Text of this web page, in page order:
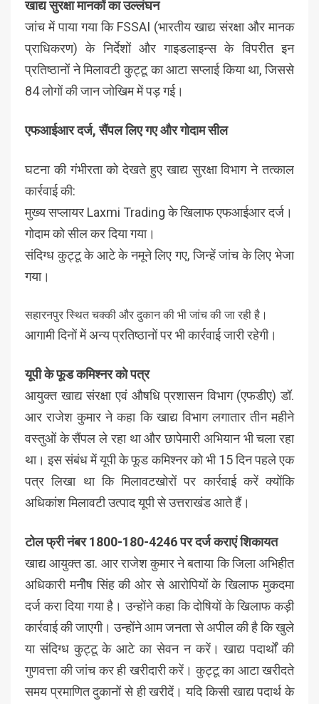
खाद्य सुरक्षा मानकों का उल्लंघन
जांच में पाया गया कि FSSAI (भारतीय खाद्य संरक्षा और मानक
प्राधिकरण) के निर्देशों और गाइडलाइन्स के विपरीत इन
प्रतिष्ठानों ने मिलावटी कुट्टू का आटा सप्लाई किया था, जिससे
84 लोगों की जान जोखिम में पड़ गई।
एफआईआर दर्ज, सैंपल लिए गए और गोदाम सील
घटना की गंभीरता को देखते हुए खाद्य सुरक्षा विभाग ने तत्काल
कार्रवाई की:
मुख्य सप्लायर Laxmi Trading के खिलाफ एफआईआर दर्ज।
गोदाम को सील कर दिया गया।
संदिग्ध कुट्टू के आटे के नमूने लिए गए, जिन्हें जांच के लिए भेजा
गया।
सहारनपुर स्थित चक्की और दुकान की भी जांच की जा रही है।
आगामी दिनों में अन्य प्रतिष्ठानों पर भी कार्रवाई जारी रहेगी।
यूपी के फूड कमिश्नर को पत्र
आयुक्त खाद्य संरक्षा एवं औषधि प्रशासन विभाग (एफडीए) डॉ.
आर राजेश कुमार ने कहा कि खाद्य विभाग लगातार तीन महीने
वस्तुओं के सैंपल ले रहा था और छापेमारी अभियान भी चला रहा
था। इस संबंध में यूपी के फूड कमिश्नर को भी 15 दिन पहले एक
पत्र लिखा था कि मिलावटखोरों पर कार्रवाई करें क्योंकि
अधिकांश मिलावटी उत्पाद यूपी से उत्तराखंड आते हैं।
टोल फ्री नंबर 1800-180-4246 पर दर्ज कराएं शिकायत
खाद्य आयुक्त डा. आर राजेश कुमार ने बताया कि जिला अभिहीत
अधिकारी मनीेष सिंह की ओर से आरोपियों के खिलाफ मुकदमा
दर्ज करा दिया गया है। उन्होंने कहा कि दोषियों के खिलाफ कड़ी
कार्रवाई की जाएगी। उन्होंने आम जनता से अपील की है कि खुले
या संदिग्ध कुट्टू के आटे का सेवन न करें। खाद्य पदार्थों की
गुणवत्ता की जांच कर ही खरीदारी करें। कुट्टू का आटा खरीदते
समय प्रमाणित दुकानों से ही खरीदें। यदि किसी खाद्य पदार्थ के